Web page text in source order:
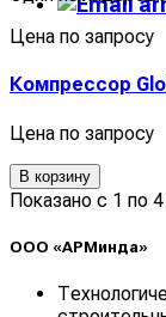
Цена по запросу
Компрессор
Цена по запросу
В корзину
Показано с 1 по
ООО «АРМинда»